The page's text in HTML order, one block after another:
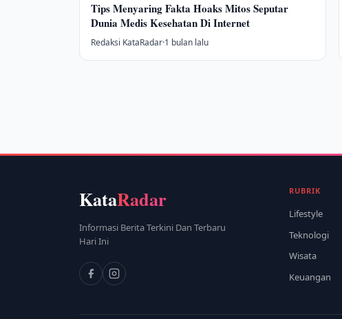
Tips Menyaring Fakta Hoaks Mitos Seputar
Dunia Medis Kesehatan Di Internet
Redaksi KataRadar·1 bulan lalu
KataRadar
Informasi Berita Terkini Dan Terbaru
Hari Ini
RUBRIK
Lifestyle
Teknologi
Wisata
Keuangan